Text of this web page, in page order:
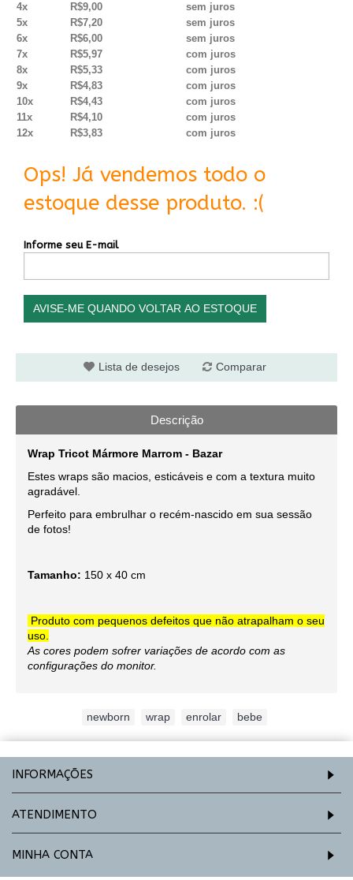
4x
R$9,00
sem juros
5x
R$7,20
sem juros
6x
R$6,00
sem juros
7x
R$5,97
com juros
8x
R$5,33
com juros
9x
R$4,83
com juros
10x
R$4,43
com juros
11x
R$4,10
com juros
12x
R$3,83 com juros
Ops! Já vendemos todo o
estoque desse produto. :(
Informe seu E-mail
AVISE-ME QUANDO VOLTAR AO ESTOQUE
Lista de desejos Comparar
Descrição
Wrap Tricot Mármore Marrom - Bazar
Estes wraps são macios, esticáveis e com a textura muito
agradável.
Perfeito para embrulhar o recém-nascido em sua sessão
de fotos!
Tamanho: 150 x 40 cm
Produto com pequenos defeitos que não atrapalham o seu
uso.
As cores podem sofrer variações de acordo com as
configurações do monitor.
newborn wrap enrolar bebe
INFORMAÇÕES
ATENDIMENTO
MINHA CONTA